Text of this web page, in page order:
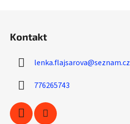
Kontakt
lenka.flajsarova@seznam.cz
776265743